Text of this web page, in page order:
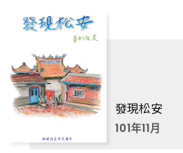
發現松安
101年11月